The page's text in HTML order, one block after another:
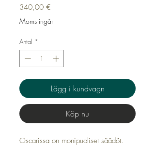
340,00 €Pris
Moms ingår
Antal *
Lägg i kundvagn
Köp nu
Oscarissa on monipuoliset säädöt.